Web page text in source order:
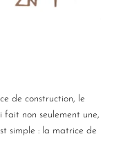
de construction, le
fait non seulement une,
simple : la matrice de